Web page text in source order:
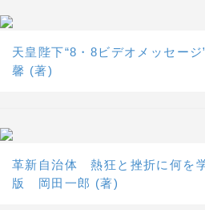
天皇陛下“8・8ビデオメッセー
馨 (著)
革新自治体 熱狂と挫折に何を
版 岡田一郎 (著)